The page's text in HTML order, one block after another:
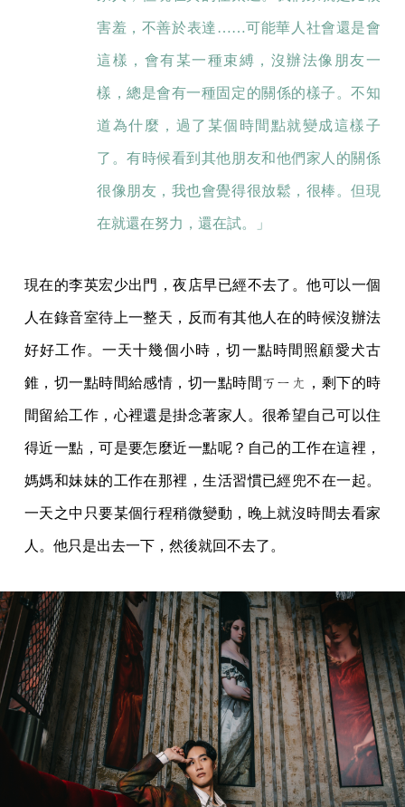
害羞，不善於表達……可能華人社會還是會
這樣，會有某一種束縛，沒辦法像朋友一
樣，總是會有一種固定的關係的樣子。不知
道為什麼，過了某個時間點就變成這樣子
了。有時候看到其他朋友和他們家人的關係
很像朋友，我也會覺得很放鬆，很棒。但現
在就還在努力，還在試。」
現在的李英宏少出門，夜店早已經不去了。他可以一個
人在錄音室待上一整天，反而有其他人在的時候沒辦法
好好工作。一天十幾個小時，切一點時間照顧愛犬古
錐，切一點時間給感情，切一點時間ㄎㄧㄤ，剩下的時
間留給工作，心裡還是掛念著家人。很希望自己可以住
得近一點，可是要怎麼近一點呢？自己的工作在這裡，
媽媽和妹妹的工作在那裡，生活習慣已經兜不在一起。
一天之中只要某個行程稍微變動，晚上就沒時間去看家
人。他只是出去一下，然後就回不去了。